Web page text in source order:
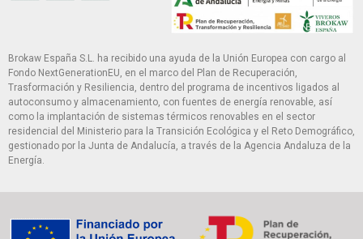
Brokaw España S.L. ha recibido una ayuda de la Unión Europea con cargo al
Fondo NextGenerationEU, en el marco del Plan de Recuperación,
Trasformación y Resiliencia, dentro del programa de incentivos ligados al
autoconsumo y almacenamiento, con fuentes de energía renovable, así
como la implantación de sistemas térmicos renovables en el sector
residencial del Ministerio para la Transición Ecológica y el Reto Demográfico,
gestionado por la Junta de Andalucía, a través de la Agencia Andaluza de la
Energía.